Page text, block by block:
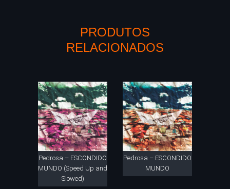
PRODUTOS
RELACIONADOS
Pedrosa – ESCONDIDO
MUNDO (Speed Up and
Slowed)
Pedrosa – ESCONDIDO
MUNDO